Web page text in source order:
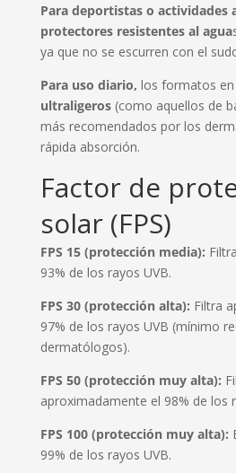
Para deportistas o actividades
protectores resistentes al agua
ya que no se escurren con el
Para uso diario, los formatos en
ultraligeros(como aquellos de
más recomendados por los
rápida absorción.
Factor de
solar (FPS)
FPS 15 (protección media):
93% de los rayos UVB.
FPS 30 (protección alta): Filtra
97% de los rayos UVB (mínimo
dermatólogos).
FPS 50 (protección muy alta):
aproximadamente el 98% de los
FPS 100 (protección muy alta):
99% de los rayos UVB.